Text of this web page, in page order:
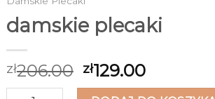
damskie plecaki
zł206.00 zł129.00
ilość damskie plecaki